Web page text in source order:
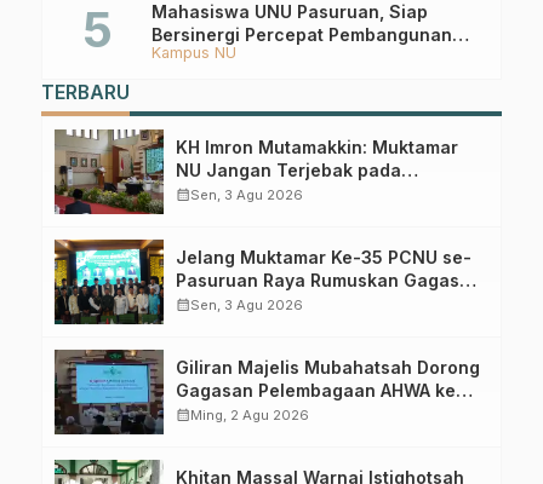
Kampus NU
Mahasiswa UNU Pasuruan, Siap
Bersinergi Percepat Pembangunan
Desa Toyaning
TERBARU
KH Imron Mutamakkin: Muktamar
NU Jangan Terjebak pada
Perebutan Kursi Ketua Umum
calendar_monthSen, 3 Agu 2026
Jelang Muktamar Ke-35 PCNU se-
Pasuruan Raya Rumuskan Gagasan
Transformasi Gerakan NU Menuju
calendar_monthSen, 3 Agu 2026
Giliran Majelis Mubahatsah Dorong
Gagasan Pelembagaan AHWA ke
Forum Muktamar Mendatang
calendar_monthMing, 2 Agu 2026
Khitan Massal Warnai Istighotsah